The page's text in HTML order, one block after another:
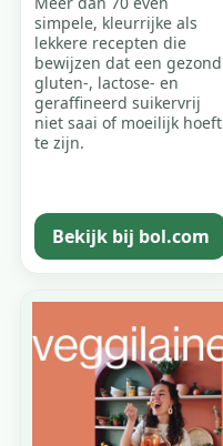
simpele, kleurrijke als
lekkere recepten die
bewijzen dat een gezond
gluten-, lactose- en
geraffineerd suikervrij
niet saai of moeilijk hoeft
te zijn.
Bekijk bij bol.com